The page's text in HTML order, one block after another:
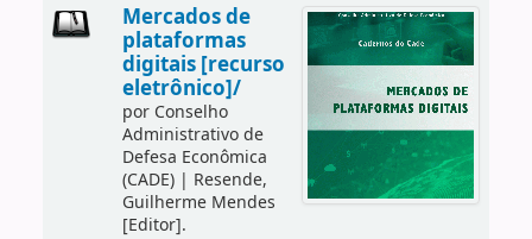
Mercados de
plataformas
digitais [recurso
eletrônico]/
por Conselho
Administrativo de
Defesa Econômica
(CADE)| Resende,
Guilherme Mendes
[Editor].